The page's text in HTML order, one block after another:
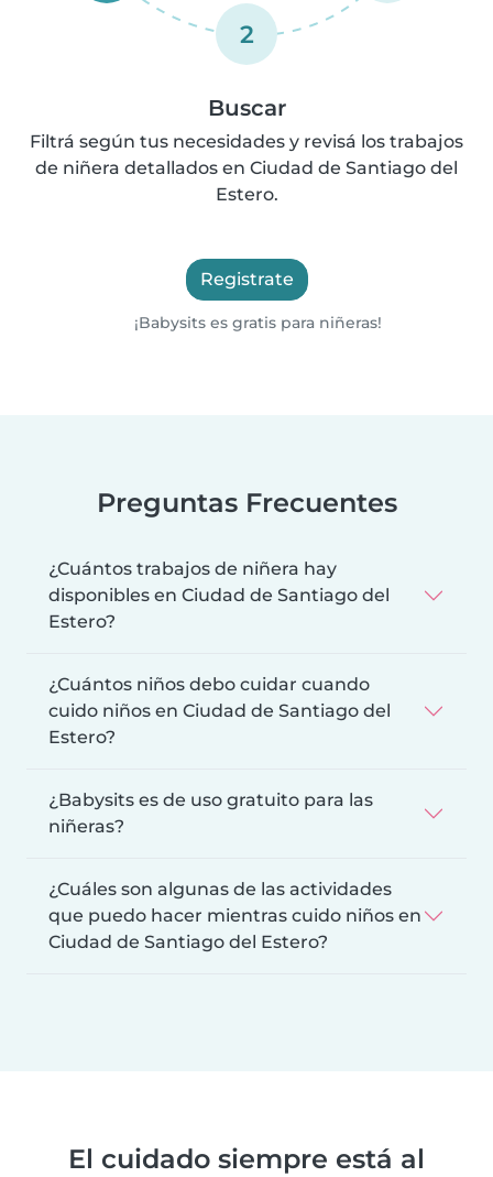
2
Buscar
Filtrá según tus necesidades y revisá los trabajos
de niñera detallados en Ciudad de Santiago del
Estero.
Registrate
¡Babysits es gratis para niñeras!
Preguntas Frecuentes
¿Cuántos trabajos de niñera hay
disponibles en Ciudad de Santiago del
Estero?
¿Cuántos niños debo cuidar cuando
cuido niños en Ciudad de Santiago del
Estero?
¿Babysits es de uso gratuito para las
niñeras?
¿Cuáles son algunas de las actividades
que puedo hacer mientras cuido niños en
Ciudad de Santiago del Estero?
El cuidado siempre está al